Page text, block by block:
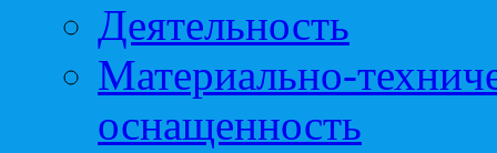
Деятельность
Материально-
оснащенность